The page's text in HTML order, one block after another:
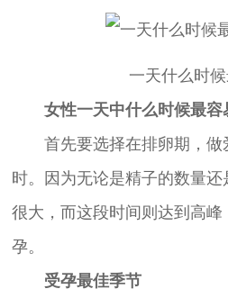
一天什么时候
女性一天中什么时候最容
首先要选择在排卵期，做
时。因为无论是精子的数量
很大，而这段时间则达到高
孕。
受孕最佳季节